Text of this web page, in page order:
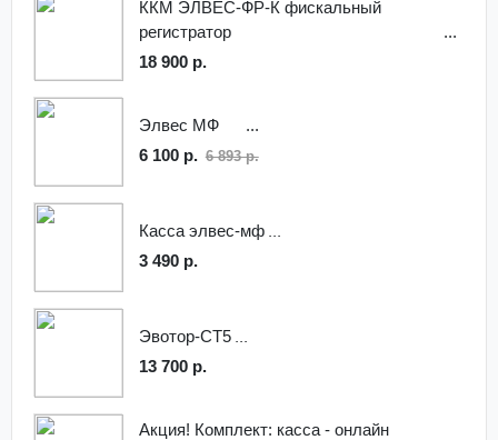
ККМ ЭЛВЕС-ФР-К фискальный
регистратор
18 900 р.
Элвес МФ
6 100 р. 6 893 р.
Касса элвес-мф
3 490 р.
Эвотор-СТ5
13 700 р.
Акция! Комплект: касса - онлайн